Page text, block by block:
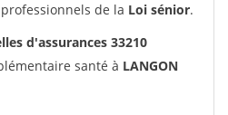
de la Loi sénior.
d'assurances 33210
santé à LANGON